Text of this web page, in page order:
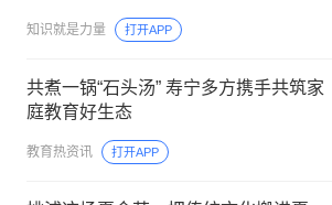
科普阅读行动
知识就是力量 打开APP
共煮一锅“石头汤” 寿宁多方携手共筑家
庭教育好生态
教育热资讯 打开APP